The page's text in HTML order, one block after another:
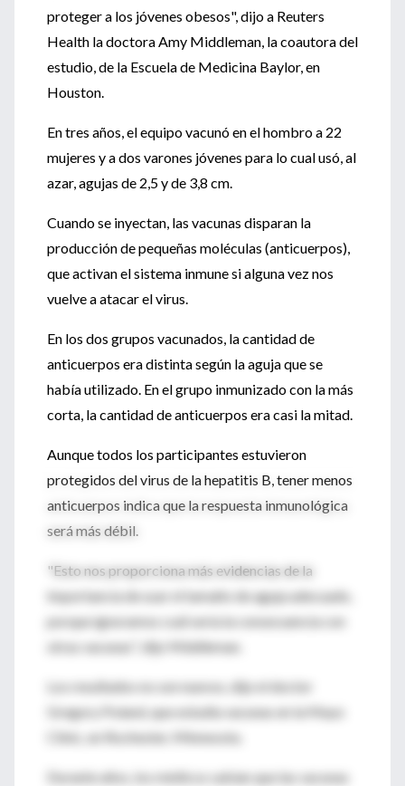
proteger a los jóvenes obesos", dijo a Reuters
Health la doctora Amy Middleman, la coautora del
estudio, de la Escuela de Medicina Baylor, en
Houston.
En tres años, el equipo vacunó en el hombro a 22
mujeres y a dos varones jóvenes para lo cual usó, al
azar, agujas de 2,5 y de 3,8 cm.
Cuando se inyectan, las vacunas disparan la
producción de pequeñas moléculas (anticuerpos),
que activan el sistema inmune si alguna vez nos
vuelve a atacar el virus.
En los dos grupos vacunados, la cantidad de
anticuerpos era distinta según la aguja que se
había utilizado. En el grupo inmunizado con la más
corta, la cantidad de anticuerpos era casi la mitad.
Aunque todos los participantes estuvieron
protegidos del virus de la hepatitis B, tener menos
anticuerpos indica que la respuesta inmunológica
será más débil.
"Esto nos proporciona más evidencias de la
importancia de usar el tamaño de aguja adecuado,
porque ignoramos cuál sería la consecuencia con
otras vacunas", dijo Middleman.
Los resultados no son nuevos, dijo el doctor
Gregory Poland, que estudia vacunas en la Mayo
Clinic, en Rochester, Minnesota.
Durante años, los médicos sabían que las vacunas